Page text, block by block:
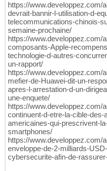
https://www.developpez.com/
devrait-bannir-l-utilisation-d-
telecommunications-chinois-
semaine-prochaine/
https://www.developpez.com/
composants-Apple-
technologie-d-autres-
un-rapport/
https://www.developpez.com/
mefier-de-Huawei-dit-un-
apres-l-arrestation-d-un-
une-enquete/
https://www.developpez.com/
continuent-d-etre-la-cible-
americaines-qui-prescrivent-
smartphones/
https://www.developpez.com/
enveloppe-de-2-milliards-
cybersecurite-afin-de-